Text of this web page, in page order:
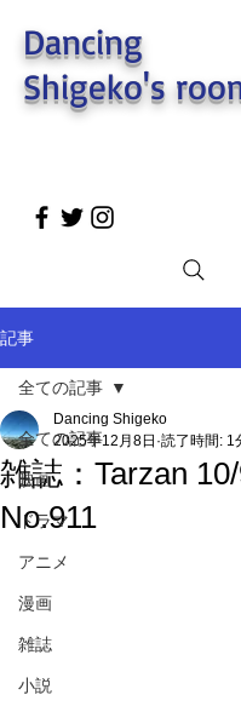
Dancing
Shigeko's
記事
全ての記事
映画
ドラマ
アニメ
漫画
雑誌
小説
全ての記事
雑誌：Tarzan
No.911
Dancing Shigeko
2025年12月8日 読了時間: 1